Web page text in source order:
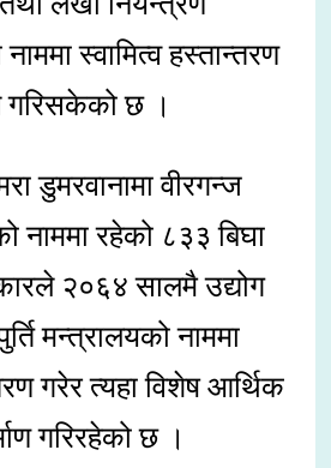
नाममा स्वामित्व हस्तान्तरण
गरिसकेको छ ।
डुमरवानामा वीरगन्ज
नाममा रहेको ८३३ बिघा
२०६४ सालमै उद्योग
मन्त्रालयको नाममा
गरेर त्यहा विशेष आर्थिक
गरिरहेको छ ।